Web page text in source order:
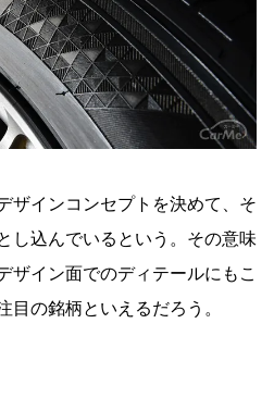
ザインコンセプトを決めて、そ
し込んでいるという。その意味
ザイン面でのディテールにもこ
目の銘柄といえるだろう。